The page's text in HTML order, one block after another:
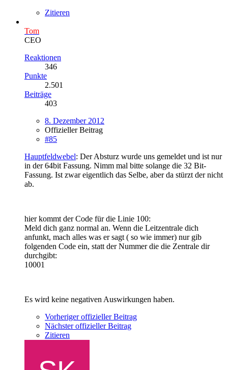
Zitieren
Tom
CEO
Reaktionen
346
Punkte
2.501
Beiträge
403
8. Dezember 2012
Offizieller Beitrag
#85
Hauptfeldwebel: Der Absturz wurde uns gemeldet und ist nur
in der 64bit Fassung. Nimm mal bitte solange die 32 Bit-
Fassung. Ist zwar eigentlich das Selbe, aber da stürzt der nicht
ab.
hier kommt der Code für die Linie 100:
Meld dich ganz normal an. Wenn die Leitzentrale dich
anfunkt, mach alles was er sagt ( so wie immer) nur gib
folgenden Code ein, statt der Nummer die die Zentrale dir
durchgibt:
10001
Es wird keine negativen Auswirkungen haben.
Vorheriger offizieller Beitrag
Nächster offizieller Beitrag
Zitieren